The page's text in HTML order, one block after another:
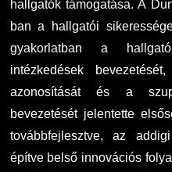
hallgatók támogatása. A
ban a hallgatói
gyakorlatban a
intézkedések
azonosítását és a
bevezetését jelentette
továbbfejlesztve, az
építve belső innovációs